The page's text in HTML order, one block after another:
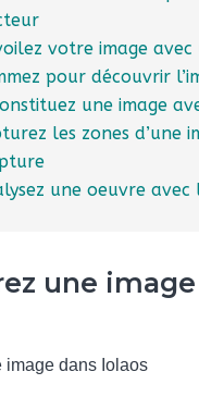
votre image
pour découvrir
une image
les zones d’une
une oeuvre avec
une image